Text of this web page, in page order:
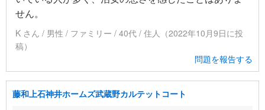
せん。
K さん / 男性 / ファミリー / 40代 / 住人（2022年10月9日に投
稿）
問題を報告する
藤和上石神井ホームズ武蔵野カルテットコート